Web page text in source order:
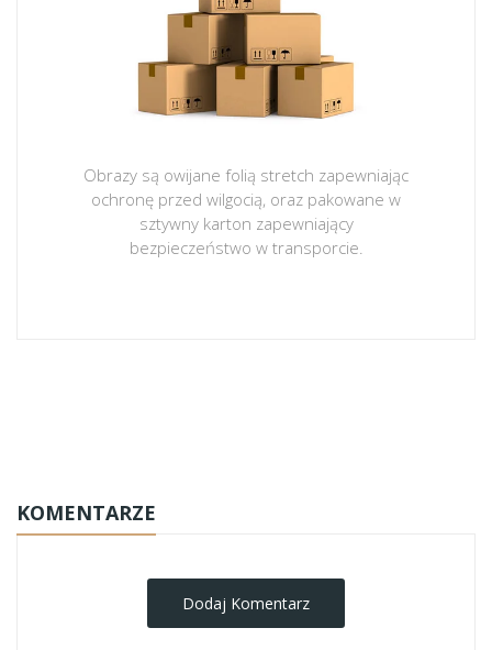
Obrazy są owijane folią stretch zapewniając
ochronę przed wilgocią, oraz pakowane w
sztywny karton zapewniający
bezpieczeństwo w transporcie.
KOMENTARZE
Dodaj Komentarz